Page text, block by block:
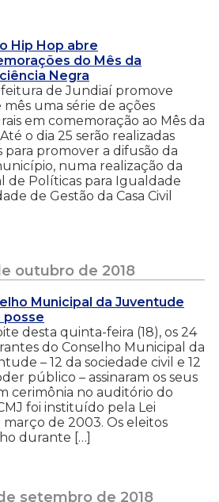
Hip Hop abre
do Mês da
Negra
de Jundiaí promove
mês uma série de ações
em comemoração ao Mês da
o dia 25 serão realizadas
para promover a difusão da
numa realização da
de Políticas para Igualdade
de Gestão da Casa Civil
outubro de 2018
Municipal da Juventude
posse
desta quinta-feira (18), os 24
do Conselho Municipal da
– 12 da sociedade civil e 12
público – assinaram os seus
cerimônia no auditório do
foi instituído pela Lei
de 2003. Os eleitos
durante […]
setembro de 2018